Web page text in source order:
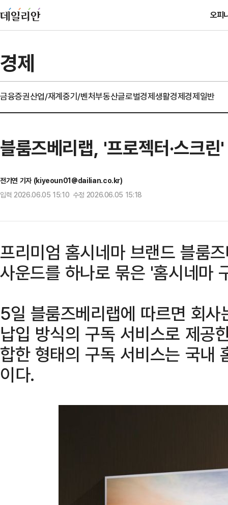
오피
경제
금융증권산업/재계중기/벤처부동산글로벌경제생활경제경제일반
블룸즈베리랩, '프로젝터·스크
전기연 기자 (kiyeoun01@dailian.co.kr)
입력 2026.06.05 15:10 수정 2026.06.05 15:18
프리미엄 홈시네마 브랜드 블룸
사운드를 하나로 묶은 '홈시네마
5일 블룸즈베리랩에 따르면 회
납입 방식의 구독 서비스로 제공
합한 형태의 구독 서비스는 국내
이다.